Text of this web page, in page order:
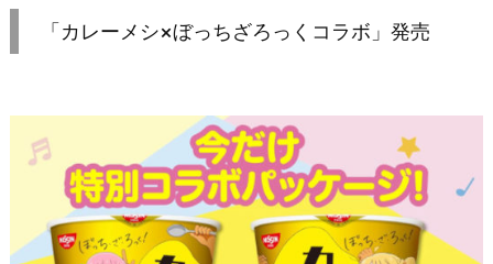
「カレーメシ×ぼっちざろっくコラボ」発売